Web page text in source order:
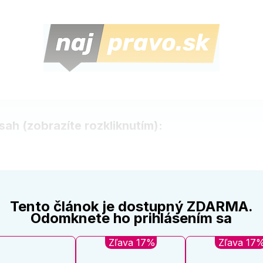
(zobrazíte rozkliknutím):
sekcia - kariera.najpravo.sk
Tento článok je dostupný ZDARMA.
Odomknete ho prihlásením sa
Zľava 17% Zľava